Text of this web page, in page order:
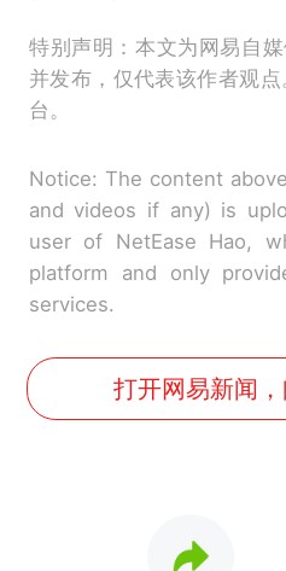
特别声明：本文为网易自
并发布，仅代表该作者观
台。
Notice: The content
and videos if any) is
user of NetEase Hao,
platform and only
services.
打开网易新闻